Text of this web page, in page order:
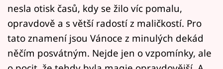
Sledujte nás
nesla otisk časů, kdy se žilo víc pomalu,
opravdově a s větší radostí z maličkostí. Pro
tato znamení jsou Vánoce z minulých dekád
něčím posvátným. Nejde jen o vzpomínky, ale